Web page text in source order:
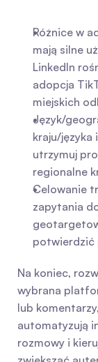
Różnice w
mają silne
LinkedIn
adopcja
miejskich
Język/
kraju/języka
utrzymuj
regionalne
Celowanie
zapytania
potwierdzić
Na koniec,
wybrana
lub
automatyzują
rozmowy i